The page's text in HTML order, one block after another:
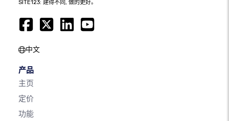
SITE123: 建得不同, 做的更好。
中文
产品
主页
定价
功能